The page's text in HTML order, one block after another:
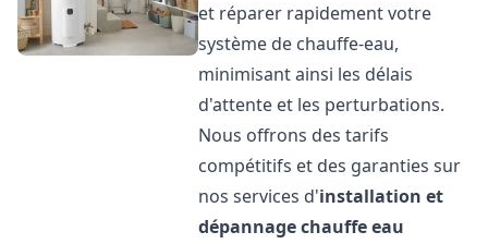
et réparer rapidement votre
système de chauffe-eau,
minimisant ainsi les délais
d'attente et les perturbations.
Nous offrons des tarifs
compétitifs et des garanties sur
nos services d'installation et
dépannage chauffe eau